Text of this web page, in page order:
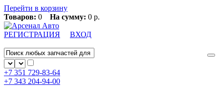
Перейти в корзину
Товаров: 0 На сумму: 0 р.
РЕГИСТРАЦИЯ ВХОД
+7 351 729-83-64
+7 343 204-94-00